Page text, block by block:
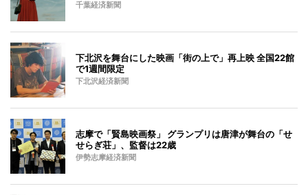
千葉経済新聞
下北沢を舞台にした映画「街の上で」再上映 全国22館
で1週間限定
下北沢経済新聞
志摩で「賢島映画祭」 グランプリは唐津が舞台の「せ
せらぎ荘」、監督は22歳
伊勢志摩経済新聞